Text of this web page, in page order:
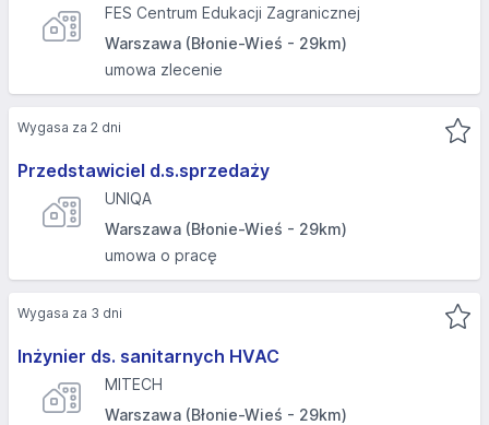
FES Centrum Edukacji Zagranicznej
Warszawa (Błonie-Wieś - 29km)
umowa zlecenie
Przedstawiciel d.s.sprzedaży
UNIQA
Warszawa (Błonie-Wieś - 29km)
umowa o pracę
Wygasa za 2 dni
Inżynier ds. sanitarnych HVAC
MITECH
Warszawa (Błonie-Wieś - 29km)
Wygasa za 3 dni